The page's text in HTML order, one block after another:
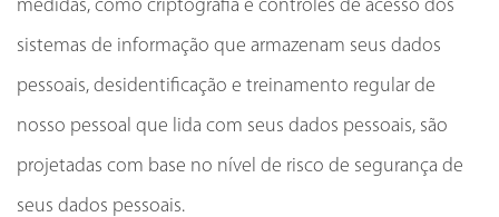
medidas, como criptografia e controles de acesso dos
sistemas de informação que armazenam seus dados
pessoais, desidentificação e treinamento regular de
nosso pessoal que lida com seus dados pessoais, são
projetadas com base no nível de risco de segurança de
seus dados pessoais.